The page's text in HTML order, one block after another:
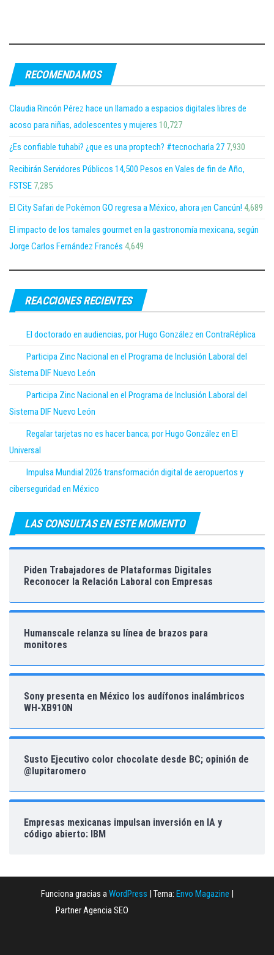
RECOMENDAMOS
Claudia Rincón Pérez hace un llamado a espacios digitales libres de
acoso para niñas, adolescentes y mujeres 10,727
¿Es confiable tuhabi? ¿que es una proptech? #tecnocharla 27 7,930
Recibirán Servidores Públicos 14,500 Pesos en Vales de fin de Año,
FSTSE 7,285
El City Safari de Pokémon GO regresa a México, ahora ¡en Cancún! 4,689
El impacto de los tamales gourmet en la gastronomía mexicana, según
Jorge Carlos Fernández Francés 4,649
REACCIONES RECIENTES
El doctorado en audiencias, por Hugo González en ContraRéplica
Participa Zinc Nacional en el Programa de Inclusión Laboral del
Sistema DIF Nuevo León
Participa Zinc Nacional en el Programa de Inclusión Laboral del
Sistema DIF Nuevo León
Regalar tarjetas no es hacer banca; por Hugo González en El
Universal
Impulsa Mundial 2026 transformación digital de aeropuertos y
ciberseguridad en México
LAS CONSULTAS EN ESTE MOMENTO
Piden Trabajadores de Plataformas Digitales
Reconocer la Relación Laboral con Empresas
Humanscale relanza su línea de brazos para
monitores
Sony presenta en México los audífonos inalámbricos
WH-XB910N
Susto Ejecutivo color chocolate desde BC; opinión de
@lupitaromero
Empresas mexicanas impulsan inversión en IA y
código abierto: IBM
Funciona gracias aWordPress | Tema: Envo Magazine |
Partner Agencia SEO